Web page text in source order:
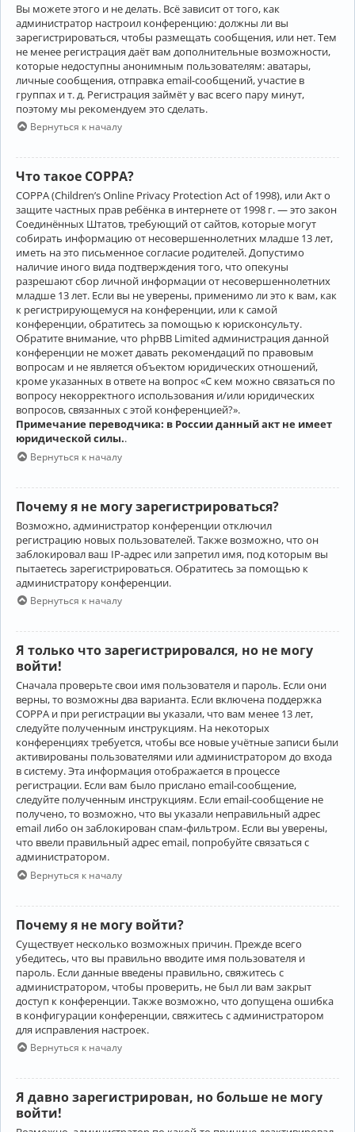
Вы можете этого и не делать. Всё зависит от того, как
администратор настроил конференцию: должны ли вы
зарегистрироваться, чтобы размещать сообщения, или нет. Тем
не менее регистрация даёт вам дополнительные возможности,
которые недоступны анонимным пользователям: аватары,
личные сообщения, отправка email-сообщений, участие в
группах и т. д. Регистрация займёт у вас всего пару минут,
поэтому мы рекомендуем это сделать.
Вернуться к началу
Что такое COPPA?
COPPA (Children’s Online Privacy Protection Act of 1998), или Акт о
защите частных прав ребёнка в интернете от 1998 г. — это закон
Соединённых Штатов, требующий от сайтов, которые могут
собирать информацию от несовершеннолетних младше 13 лет,
иметь на это письменное согласие родителей. Допустимо
наличие иного вида подтверждения того, что опекуны
разрешают сбор личной информации от несовершеннолетних
младше 13 лет. Если вы не уверены, применимо ли это к вам, как
к регистрирующемуся на конференции, или к самой
конференции, обратитесь за помощью к юрисконсульту.
Обратите внимание, что phpBB Limited администрация данной
конференции не может давать рекомендаций по правовым
вопросам и не является объектом юридических отношений,
кроме указанных в ответе на вопрос «С кем можно связаться по
вопросу некорректного использования и/или юридических
вопросов, связанных с этой конференцией?».
Примечание переводчика: в России данный акт не имеет
юридической силы..
Вернуться к началу
Почему я не могу зарегистрироваться?
Возможно, администратор конференции отключил
регистрацию новых пользователей. Также возможно, что он
заблокировал ваш IP-адрес или запретил имя, под которым вы
пытаетесь зарегистрироваться. Обратитесь за помощью к
администратору конференции.
Вернуться к началу
Я только что зарегистрировался, но не могу
войти!
Сначала проверьте свои имя пользователя и пароль. Если они
верны, то возможны два варианта. Если включена поддержка
COPPA и при регистрации вы указали, что вам менее 13 лет,
следуйте полученным инструкциям. На некоторых
конференциях требуется, чтобы все новые учётные записи были
активированы пользователями или администратором до входа
в систему. Эта информация отображается в процессе
регистрации. Если вам было прислано email-сообщение,
следуйте полученным инструкциям. Если email-сообщение не
получено, то возможно, что вы указали неправильный адрес
email либо он заблокирован спам-фильтром. Если вы уверены,
что ввели правильный адрес email, попробуйте связаться с
администратором.
Вернуться к началу
Почему я не могу войти?
Существует несколько возможных причин. Прежде всего
убедитесь, что вы правильно вводите имя пользователя и
пароль. Если данные введены правильно, свяжитесь с
администратором, чтобы проверить, не был ли вам закрыт
доступ к конференции. Также возможно, что допущена ошибка
в конфигурации конференции, свяжитесь с администратором
для исправления настроек.
Вернуться к началу
Я давно зарегистрирован, но больше не могу
войти!